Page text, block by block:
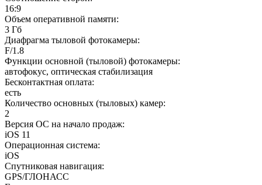
16:9
Объем оперативной памяти:
3 Гб
Диафрагма тыловой фотокамеры:
F/1.8
Функции основной (тыловой) фотокамеры:
автофокус, оптическая стабилизация
Бесконтактная оплата:
есть
Количество основных (тыловых) камер:
2
Версия ОС на начало продаж:
iOS 11
Операционная система:
iOS
Спутниковая навигация:
GPS/ГЛОНАСС